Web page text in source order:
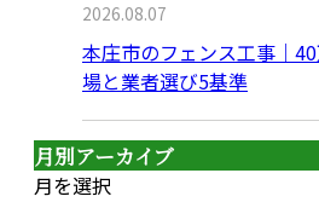
2026.08.07
本庄市のフェンス工事｜
場と業者選び5基準
月別アーカイブ
月を選択